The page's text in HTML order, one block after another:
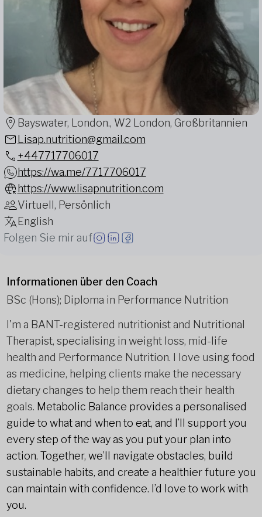
Bayswater, London., W2 London, Großbritannien
Lisap.nutrition@gmail.com
+447717706017
https://wa.me/7717706017
https://www.lisapnutrition.com
Virtuell, Persönlich
English
Folgen Sie mir auf
Informationen über den Coach
BSc (Hons); Diploma in Performance Nutrition
I'm a BANT-registered nutritionist and Nutritional
Therapist, specialising in weight loss, mid-life
health and Performance Nutrition. I love using food
as medicine, helping clients make the necessary
dietary changes to help them reach their health
goals. Metabolic Balance provides a personalised
guide to what and when to eat, and I’ll support you
every step of the way as you put your plan into
action. Together, we’ll navigate obstacles, build
sustainable habits, and create a healthier future you
can maintain with confidence. I’d love to work with
you.